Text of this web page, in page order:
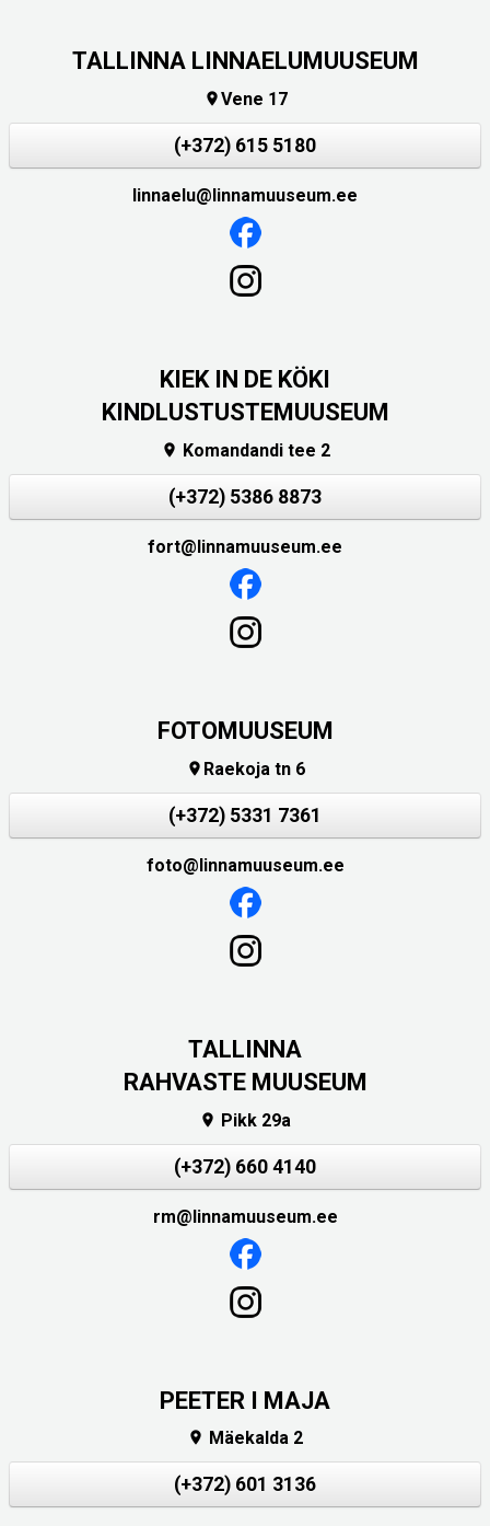
TALLINNA LINNAELUMUUSEUM
Vene 17
(+372) 615 5180
linnaelu@linnamuuseum.ee
KIEK IN DE KÖKI
KINDLUSTUSTEMUUSEUM
 Komandandi tee 2
(+372) 5386 8873
fort@linnamuuseum.ee
FOTOMUUSEUM
 Raekoja tn 6
(+372) 5331 7361
foto@linnamuuseum.ee
TALLINNA
RAHVASTE MUUSEUM
 Pikk 29a
(+372) 660 4140
rm@linnamuuseum.ee
PEETER I MAJA
 Mäekalda 2
(+372) 601 3136